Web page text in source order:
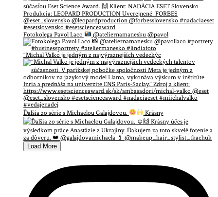
Fotokolega Pavol Laco @ateliernamanesku @pavol
“Michal Valko je jedným z najvýraznejších vedeckýc
Ďalšia zo série s Michaelou Galajdovou. Krásny
Load More